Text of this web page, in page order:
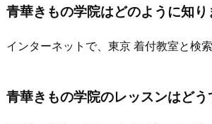
青華きもの学院はどのように知り
インターネットで、東京 着付教室と検
青華きもの学院のレッスンはどう